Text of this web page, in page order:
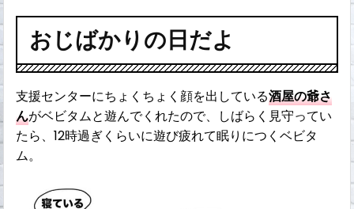
おじばかりの日だよ
支援センターにちょくちょく顔を出している酒屋の爺さ
んがベビタムと遊んでくれたので、しばらく見守ってい
たら、12時過ぎくらいに遊び疲れて眠りにつくベビタ
ム。